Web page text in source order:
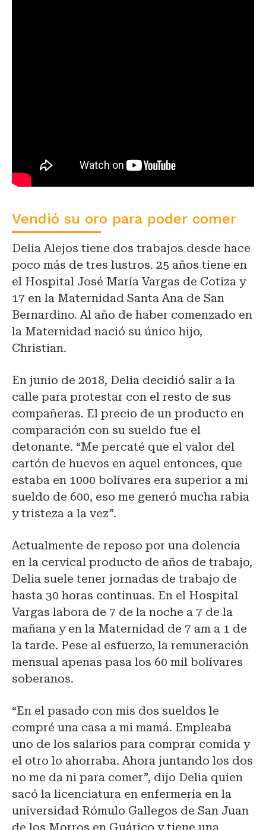
Vendió su oro para poder comer
Delia Alejos tiene dos trabajos desde hace
poco más de tres lustros. 25 años tiene en
el Hospital José María Vargas de Cotiza y
17 en la Maternidad Santa Ana de San
Bernardino. Al año de haber comenzado en
la Maternidad nació su único hijo,
Christian.
En junio de 2018, Delia decidió salir a la
calle para protestar con el resto de sus
compañeras. El precio de un producto en
comparación con su sueldo fue el
detonante. “Me percaté que el valor del
cartón de huevos en aquel entonces, que
estaba en 1000 bolívares era superior a mi
sueldo de 600, eso me generó mucha rabia
y tristeza a la vez”.
Actualmente de reposo por una dolencia
en la cervical producto de años de trabajo,
Delia suele tener jornadas de trabajo de
hasta 30 horas continuas. En el Hospital
Vargas labora de 7 de la noche a 7 de la
mañana y en la Maternidad de 7 am a 1 de
la tarde. Pese al esfuerzo, la remuneración
mensual apenas pasa los 60 mil bolívares
soberanos.
“En el pasado con mis dos sueldos le
compré una casa a mi mamá. Empleaba
uno de los salarios para comprar comida y
el otro lo ahorraba. Ahora juntando los dos
no me da ni para comer”, dijo Delia quien
sacó la licenciatura en enfermería en la
universidad Rómulo Gallegos de San Juan